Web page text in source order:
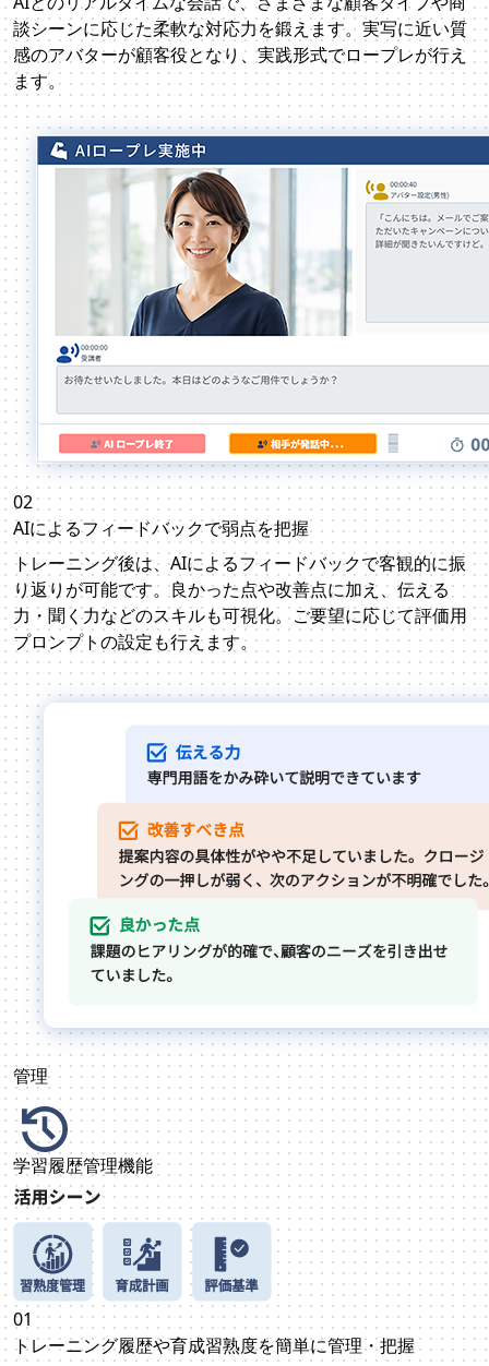
談シーンに応じた柔軟な対応力を鍛えます。実写に近い質
感のアバターが顧客役となり、実践形式でロープレが行え
ます。
02
AIによるフィードバックで弱点を把握
トレーニング後は、AIによるフィードバックで客観的に振
り返りが可能です。良かった点や改善点に加え、伝える
力・聞く力などのスキルも可視化。ご要望に応じて評価用
プロンプトの設定も行えます。
管理
学習履歴管理機能
01
トレーニング履歴や育成習熟度を簡単に管理・把握